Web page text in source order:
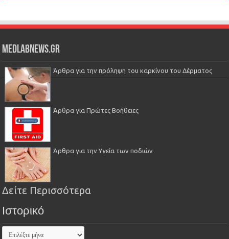
Medlabnews.gr
Άρθρα για την πρόληψη του καρκίνου του Δέρματος
Άρθρα για Πρώτες Βοήθειες
Άρθρα για την Υγεία των ποδιών
Δείτε Περισσότερα
Ιστορικό